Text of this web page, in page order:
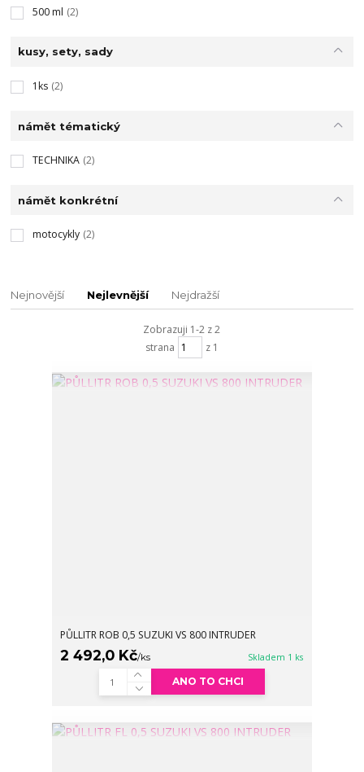
500 ml (2)
kusy, sety, sady
1ks (2)
námět tématický
TECHNIKA (2)
námět konkrétní
motocykly (2)
Nejnovější Nejlevnější Nejdražší
Zobrazuji 1-2 z 2
strana
z 1
PŮLLITR ROB 0,5 SUZUKI VS 800 INTRUDER
2 492,0 Kč/ks Skladem 1 ks
ANO TO CHCI